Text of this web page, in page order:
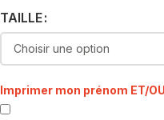
TAILLE
Imprimer mon prénom ET/